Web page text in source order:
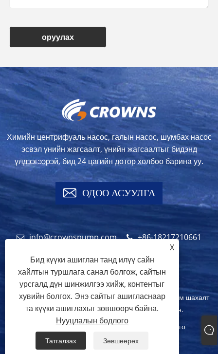
оруулах
Химийн центрифуаль насос, галын насос, шумбах насос
эсвэл үнийн жагсаалт, үнийн жагсаалтыг бидэнд
үлдээгээрэй, бид 24 цагийн дотор холбоо барина уу.
ОДОО АСУУЛГА
+86-18217210661
info@crownspump.com
+86-18217210661
Зохиогчийн эрх © 2024 оны 2024 Шанхай хотын титэм шахалт
үйлдвэрлэдэг Co., LTD. Бүх эрх хамгаалагдсан.
Sitemap RSS XML Нууцлалын бодлого
X
Бид күүки ашиглан танд илүү сайн
хайлтын туршлага санал болгож, сайтын
урсгалд дүн шинжилгээ хийж, контентыг
хувийн болгох. Энэ сайтыг ашигласнаар
та күүки ашиглахыг зөвшөөрч байна.
Нууцлалын бодлого
Татгалзах Зөвшөөрөх